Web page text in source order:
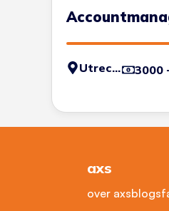
Utrecht 3000
axs
over axsblogs